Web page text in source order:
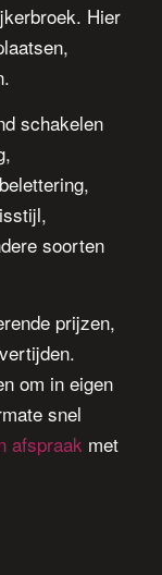
Hier
schakelen
soorten
prijzen,
om in eigen
snel
afspraak met